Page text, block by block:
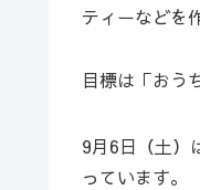
ティーなどを
目標は「おう
9月6日（土）
っています。